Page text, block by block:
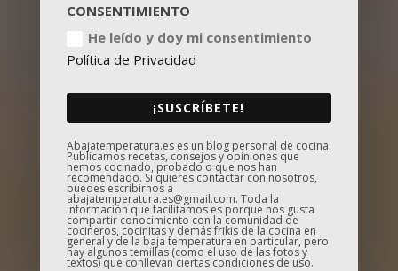
CONSENTIMIENTO
He leído y doy mi consentimiento
Política de Privacidad
¡SUSCRÍBETE!
Abajatemperatura.es es un blog personal de cocina.
Publicamos recetas, consejos y opiniones que
hemos cocinado, probado o que nos han
recomendado. Si quieres contactar con nosotros,
puedes escribirnos a
abajatemperatura.es@gmail.com. Toda la
información que facilitamos es porque nos gusta
compartir conocimiento con la comunidad de
cocineros, cocinitas y demás frikis de la cocina en
general y de la baja temperatura en particular, pero
hay algunos temillas (como el uso de las fotos y
textos) que conllevan ciertas condiciones de uso.